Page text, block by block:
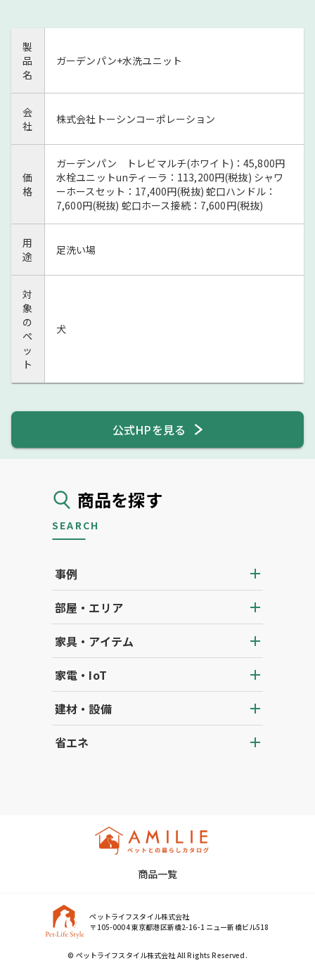
商品を探す
SEARCH
事例
部屋・エリア
家具・アイテム
家電・IoT
建材・設備
省エネ
製
品
名
ガーデンパン+水洗ユニット
会
社
株式会社トーシンコーポレーション
価
格
ガーデンパン トレビマルチ(ホワイト)：45,800円
水栓ユニットunティーラ：113,200円(税抜) シャワ
ーホースセット：17,400円(税抜) 蛇口ハンドル：
7,600円(税抜) 蛇口ホース接続：7,600円(税抜)
用
途
足洗い場
対
象
の
ペ
ッ
ト
犬
公式HPを見る
商品一覧
ペットライフスタイル株式会社
〒105-0004 東京都港区新橋2-16-1 ニュー新橋ビル518
© ペットライフスタイル株式会社 All Rights Reserved.